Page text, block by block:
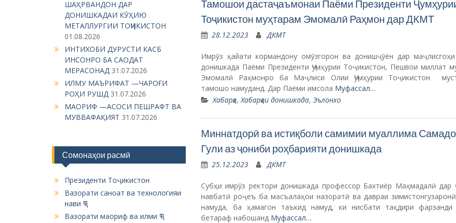
Тамошои дастаҷаъмонаи Паёми Президенти
Тоҷикистон муҳтарам Эмомалӣ Раҳмон дар ДКМТ
28.12.2023 ДКМТ
Имрӯз ҳайати кормандону омӯзгорон ва донишҷӯён дар
донишкада Паёми Президенти Ҷумҳурии Тоҷикистон, Пешвои миллат
Эмомалӣ Раҳмонро ба Маҷлиси Олии Ҷумҳурии Тоҷикистон
тамошо намуданд. Дар Паёми имсола Муфассал…
Хабарҳо, Хабарҳои донишкада, Эълонхо
Миннатдорӣ ва истиқболи самимии муаллима
Гули аз ҷониби роҳбарияти донишкада
25.12.2023 ДКМТ
Субҳи имрӯз ректори донишкада профессор Бахтиёр Маҳмадалӣ дар
навбатӣ роҷеъ ба масъалаҳои назоратӣ ва давраи
намуда, ба ҳамагон таъкид намуд, ки нисбати тақдири фарзанди
бетараф набошанд Муфассал…
ШАҲРВАНДОН ДАР
ДОНИШКАДАИ КӮҲИЮ
МЕТАЛЛУРГИИ ТОҶИКИСТОН
01.08.2026
ИНТИХОБИ ДУРУСТИ КАСБ
ИНСОНРО БА САОДАТ
МЕРАСОНАД 31.07.2026
ИЛМУ МАЪРИФАТ —ЧАРОҒИ
РОҲИ РУШД 31.07.2026
МАОРИФ —АСОСИ ПЕШРАФТ ВА
МУВВАФАҚИЯТ 31.07.2026
Сомонаҳои расмӣ
Президенти Тоҷикистон
Вазорати саноат ва технологияи
нави ҶТ
Вазорати маориф ва илми ҶТ